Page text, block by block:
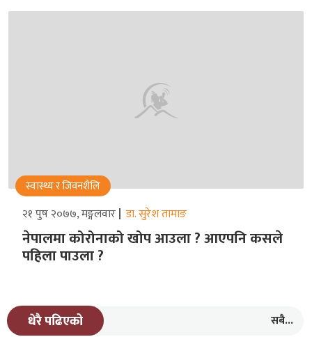
स्वास्थ्य र जिवनशैलि
२१ पुष २०७७, मङ्गलवार डा. सुरेश तामाङ
नेपालमा कोरोनाको खोप आउला ? आएपनि कसले
पहिला पाउला ?
धेरै पढिएको सबै...